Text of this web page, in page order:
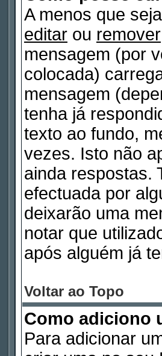
A menos que
editar ou remover
mensagem (por
colocada)
mensagem
tenha já
texto ao fundo,
vezes. Isto não
ainda respostas.
efectuada por
deixarão uma
notar que
após alguém já
Voltar ao Topo
Como adiciono
Para adicionar